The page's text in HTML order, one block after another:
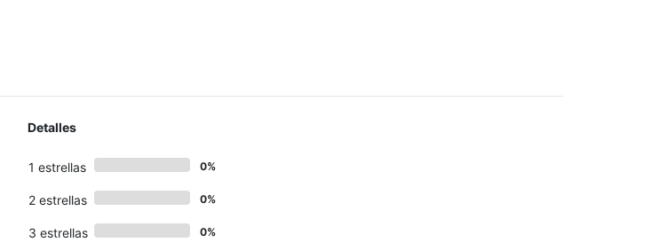
Detalles
1 estrellas 0%
2 estrellas 0%
3 estrellas 0%